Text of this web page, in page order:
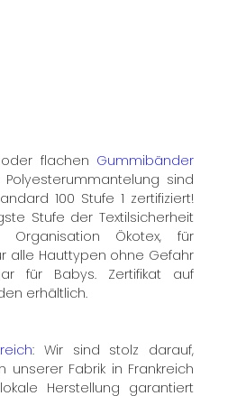
flachen Gummibänder
sind
100 Stufe 1 zertifiziert!
Stufe der Textilsicherheit
Organisation Ökotex, für
alle Hauttypen ohne Gefahr
für Babys. Zertifikat auf
erhältlich.
: Wir sind stolz darauf,
unserer Fabrik in Frankreich
Herstellung garantiert